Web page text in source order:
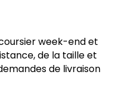
week-end et
de la taille et
de livraison